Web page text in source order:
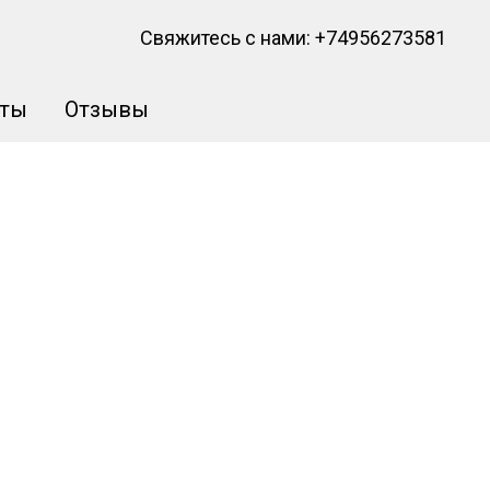
Свяжитесь с нами: +74956273581
Отзывы